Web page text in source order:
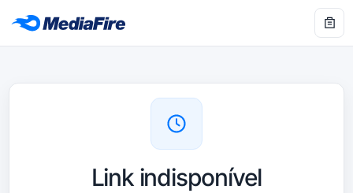
Link indisponível